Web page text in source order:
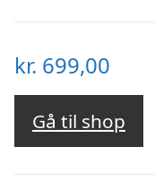
kr. 699,00
Gå til shop